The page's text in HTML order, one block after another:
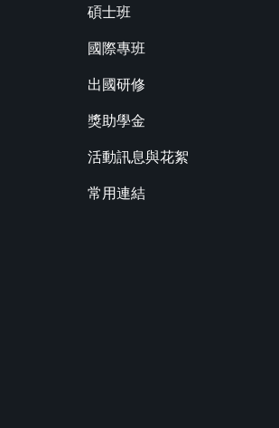
碩士班
國際專班
出國研修
獎助學金
活動訊息與花絮
常用連結